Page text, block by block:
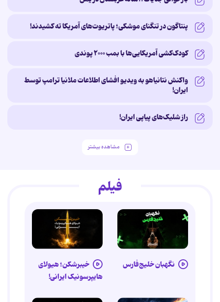
پنتاگون در تنگنای موشکی؛ پاتریوت‌های آمریکا ته کشیدند!
کودک‌کشی آمریکایی‌ها با بمب ۲۰۰۰ پوندی
واکنش نتانیاهو به ویدیو افشای اطلاعات ملانیا ترامپ توسط
ایران!
راز شلیک‌های پیاپی ایران!
مشاهده بیشتر
فیلم
نگهبان خلیج‌فارس
خیبرشکن؛ هیولای
هایپرسونیک ایرانی!